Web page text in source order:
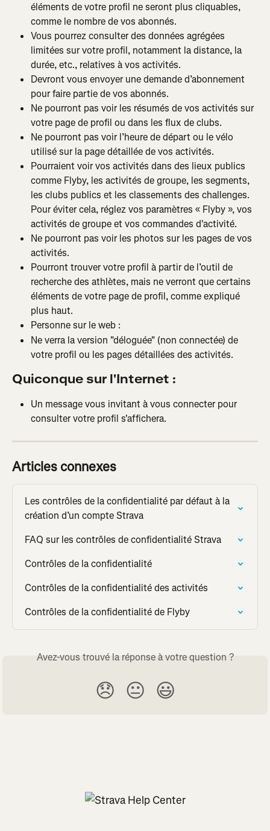
éléments de votre profil ne seront plus cliquables,
comme le nombre de vos abonnés.
Vous pourrez consulter des données agrégées
limitées sur votre profil, notamment la distance, la
durée, etc., relatives à vos activités.
Devront vous envoyer une demande d’abonnement
pour faire partie de vos abonnés.
Ne pourront pas voir les résumés de vos activités sur
votre page de profil ou dans les flux de clubs.
Ne pourront pas voir l’heure de départ ou le vélo
utilisé sur la page détaillée de vos activités.
Pourraient voir vos activités dans des lieux publics
comme Flyby, les activités de groupe, les segments,
les clubs publics et les classements des challenges.
Pour éviter cela, réglez vos paramètres « Flyby », vos
activités de groupe et vos commandes d'activité.
Ne pourront pas voir les photos sur les pages de vos
activités.
Pourront trouver votre profil à partir de l’outil de
recherche des athlètes, mais ne verront que certains
éléments de votre page de profil, comme expliqué
plus haut.
Personne sur le web :
Ne verra la version "déloguée" (non connectée) de
votre profil ou les pages détaillées des activités.
Quiconque sur l'Internet :
Un message vous invitant à vous connecter pour
consulter votre profil s'affichera.
Articles connexes
Les contrôles de la confidentialité par défaut à la
création d’un compte Strava
FAQ sur les contrôles de confidentialité Strava
Contrôles de la confidentialité
Contrôles de la confidentialité des activités
Contrôles de la confidentialité de Flyby
Avez-vous trouvé la réponse à votre question ?
😞 😐 😃